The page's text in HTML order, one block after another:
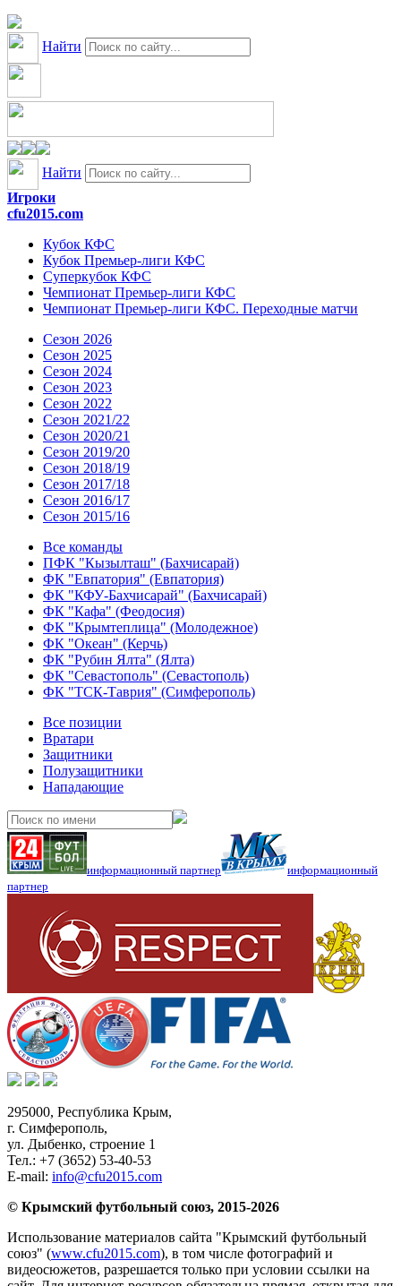
Найти
Найти
Игроки
cfu2015.com
Кубок КФС
Кубок Премьер-лиги КФС
Суперкубок КФС
Чемпионат Премьер-лиги КФС
Чемпионат Премьер-лиги КФС. Переходные матчи
Сезон 2026
Сезон 2025
Сезон 2024
Сезон 2023
Сезон 2022
Сезон 2021/22
Сезон 2020/21
Сезон 2019/20
Сезон 2018/19
Сезон 2017/18
Сезон 2016/17
Сезон 2015/16
Все команды
ПФК "Кызылташ" (Бахчисарай)
ФК "Евпатория" (Евпатория)
ФК "КФУ-Бахчисарай" (Бахчисарай)
ФК "Кафа" (Феодосия)
ФК "Крымтеплица" (Молодежное)
ФК "Океан" (Керчь)
ФК "Рубин Ялта" (Ялта)
ФК "Севастополь" (Севастополь)
ФК "ТСК-Таврия" (Симферополь)
Все позиции
Вратари
Защитники
Полузащитники
Нападающие
информационный партнер
информационный
партнер
295000, Республика Крым,
г. Симферополь,
ул. Дыбенко, строение 1
Тел.: +7 (3652) 53-40-53
E-mail: info@cfu2015.com
© Крымский футбольный союз, 2015-2026
Использование материалов сайта "Крымский футбольный
союз" (www.cfu2015.com), в том числе фотографий и
видеосюжетов, разрешается только при условии ссылки на